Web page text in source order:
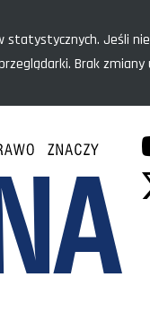
Jeśli
Brak